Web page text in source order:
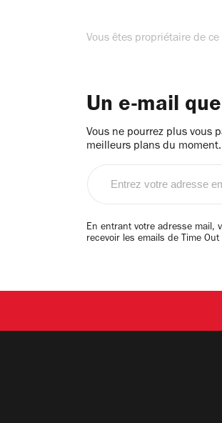
Vous êtes propriétaire de ce
Un e-mail
Vous ne pourrez plus vous
meilleurs plans du moment.
email
En entrant votre adresse mail,
recevoir les emails de Time